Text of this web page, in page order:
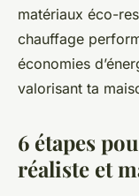
matériaux éco-
chauffage
économies
valorisant ta
6 étapes
réaliste et